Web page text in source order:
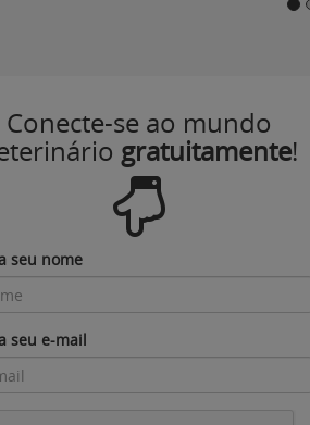
Conecte-se ao mundo
gratuitamente!
seu nome
seu e-mail